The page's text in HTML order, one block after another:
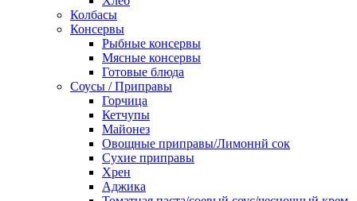
Колбасы
Консервы
Рыбные консервы
Мясные консервы
Готовые блюда
Соусы / Приправы
Горчица
Кетчупы
Майонез
Овощные приправы/Лимоннй сок
Сухие приправы
Хрен
Аджика